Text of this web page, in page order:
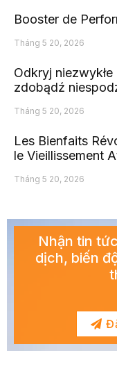
Booster de
Tháng 5 20, 2026
Odkryj
zdobądź
Tháng 5 20, 2026
Les Bienfaits
le Vieillissement
Tháng 5 20, 2026
Nhận tin
dịch, biến